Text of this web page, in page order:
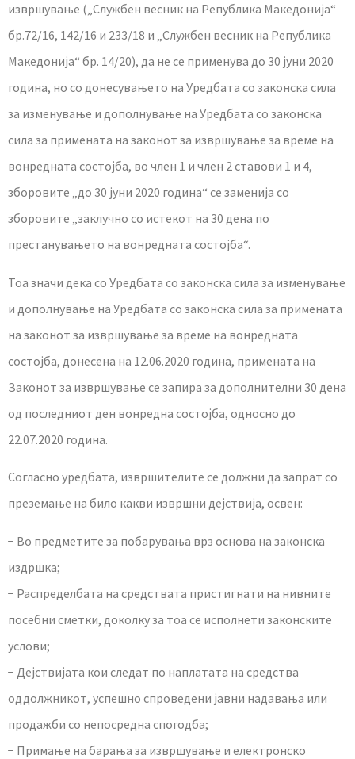
извршување („Службен весник на Република Македонија“
бр.72/16, 142/16 и 233/18 и „Службен весник на Република
Македонија“ бр. 14/20), да не се применува до 30 јуни 2020
година, но со донесувањето на Уредбата со законска сила
за изменување и дополнување на Уредбата со законска
сила за примената на законот за извршување за време на
вонредната состојба, во член 1 и член 2 ставови 1 и 4,
зборовите „до 30 јуни 2020 година“ се заменија со
зборовите „заклучно со истекот на 30 дена по
престанувањето на вонредната состојба“.
Тоа значи дека со Уредбата со законска сила за изменување
и дополнување на Уредбата со законска сила за примената
на законот за извршување за време на вонредната
состојба, донесена на 12.06.2020 година, примената на
Законот за извршување се запира за дополнителни 30 дена
од последниот ден вонредна состојба, односно до
22.07.2020 година.
Согласно уредбата, извршителите се должни да запрат со
преземање на било какви извршни дејствија, освен:
− Во предметите за побарувања врз основа на законска
издршка;
− Распределбата на средствата пристигнати на нивните
посебни сметки, доколку за тоа се исполнети законските
услови;
− Дејствијата кои следат по наплатата на средства
оддолжникот, успешно спроведени јавни надавања или
продажби со непосредна спогодба;
− Примање на барања за извршување и електронско